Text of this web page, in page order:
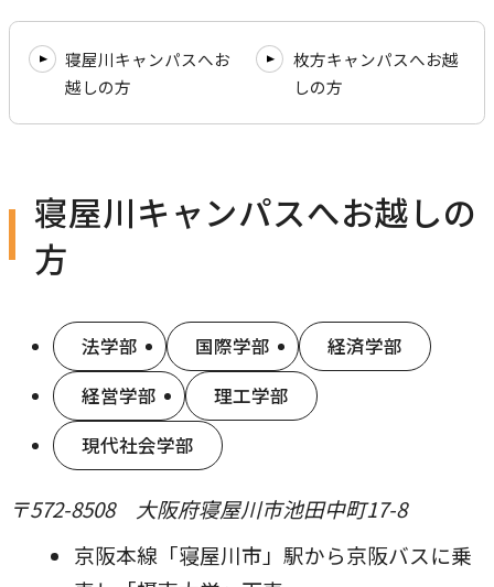
理工学研究科
薬学研究科
教員紹介
全学教育機構
で
開
き
料
を
ン
ド
ウ
ま
寝屋川キャンパスへお
越しの方
枚方キャンパスへお越
しの方
寝屋川キャンパスへお越しの
方
法学部 国際学部
経済学部
経営学部
理工学部
現代社会学部
〒572-8508 大阪府寝屋川市池田中町17-8
京阪本線「寝屋川市」駅から京阪バスに乗